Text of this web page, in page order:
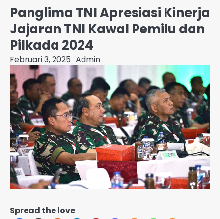
Panglima TNI Apresiasi Kinerja
Jajaran TNI Kawal Pemilu dan
Pilkada 2024
Februari 3, 2025 Admin
Spread the love